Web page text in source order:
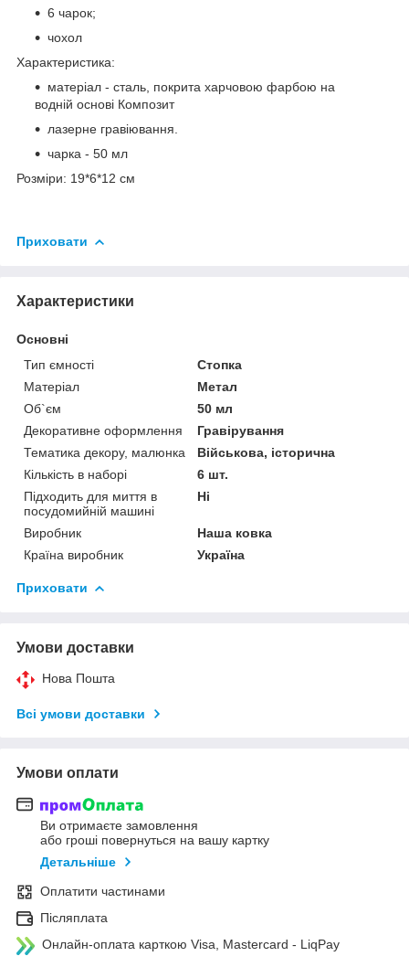
6 чарок;
чохол
Характеристика:
матеріал - сталь, покрита харчовою фарбою на
водній основі Композит
лазерне гравіювання.
чарка - 50 мл
Розміри: 19*6*12 см
Приховати
Характеристики
Основні
Тип ємності
Стопка
Матеріал
Метал
Об`єм
50 мл
Декоративне оформлення
Гравірування
Тематика декору, малюнка
Військова, історична
Кількість в наборі
6 шт.
Підходить для миття в
посудомийній машині
Ні
Виробник
Наша ковка
Країна виробник
Україна
Приховати
Умови доставки
Нова Пошта
Всі умови доставки
Умови оплати
Ви отримаєте замовлення
або гроші повернуться на вашу картку
Детальніше
Оплатити частинами
Післяплата
Онлайн-оплата карткою Visa, Mastercard - LiqPay